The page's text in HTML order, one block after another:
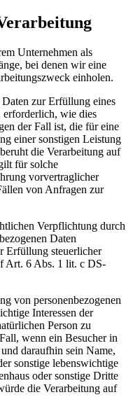
Unternehmen als
bei denen wir eine
einholen.
zur Erfüllung eines
erforderlich, wie dies
der Fall ist, die für eine
einer sonstigen Leistung
die Verarbeitung auf
für solche
vorvertraglicher
von Anfragen zur
Verpflichtung durch
Daten
Erfüllung steuerlicher
Art. 6 Abs. 1 lit. c DS-
von personenbezogenen
Interessen der
Person zu
wenn ein Besucher in
daraufhin sein Name,
sonstige lebenswichtige
oder sonstige Dritte
die Verarbeitung auf